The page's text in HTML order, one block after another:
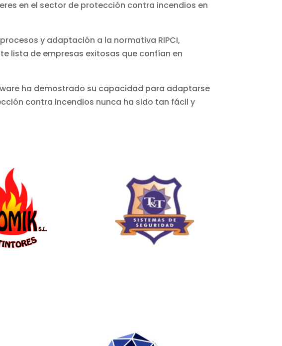
en el sector de protección contra incendios en
y adaptación a la normativa RIPCI,
lista de empresas exitosas que confían en
ha demostrado su capacidad para adaptarse
contra incendios nunca ha sido tan fácil y